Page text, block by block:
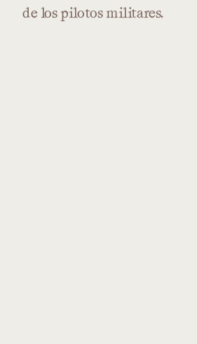
de lospilotosmilitares.